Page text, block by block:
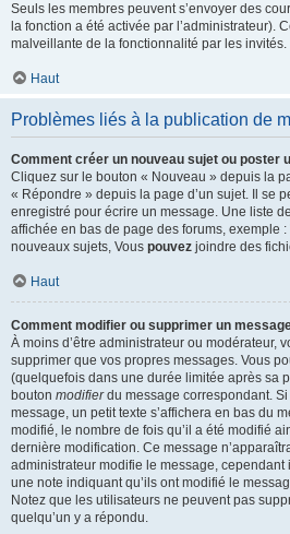
Seuls les membres peuvent s’envoyer des
la fonction a été activée par l’administrateur).
malveillante de la fonctionnalité par les invités.
Haut
Problèmes liés à la publication de
Comment créer un nouveau sujet ou poster
Cliquez sur le bouton « Nouveau » depuis la
« Répondre » depuis la page d’un sujet. Il se
enregistré pour écrire un message. Une liste
affichée en bas de page des forums, exemple :
nouveaux sujets, Vous pouvez joindre des
Haut
Comment modifier ou supprimer un
À moins d’être administrateur ou modérateur,
supprimer que vos propres messages. Vous
(quelquefois dans une durée limitée après sa
bouton modifierdu message correspondant.
message, un petit texte s’affichera en bas du
modifié, le nombre de fois qu’il a été modifié
dernière modification. Ce message
administrateur modifie le message,
une note indiquant qu’ils ont modifié le
Notez que les utilisateurs ne peuvent pas
quelqu’un y a répondu.